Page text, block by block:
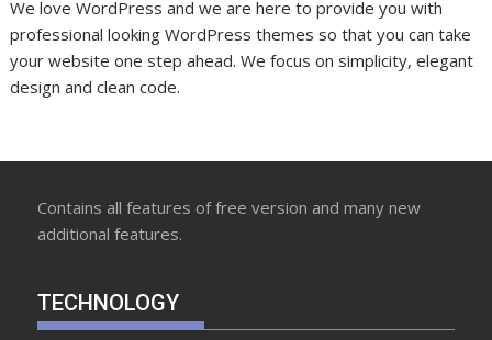
We love WordPress and we are here to provide you with
professional looking WordPress themes so that you can take
your website one step ahead. We focus on simplicity, elegant
design and clean code.
Contains all features of free version and many new
additional features.
TECHNOLOGY